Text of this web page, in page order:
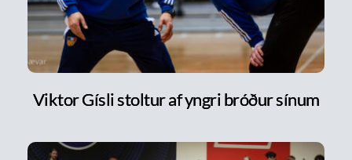
Viktor Gísli stoltur af yngri bróður sínum